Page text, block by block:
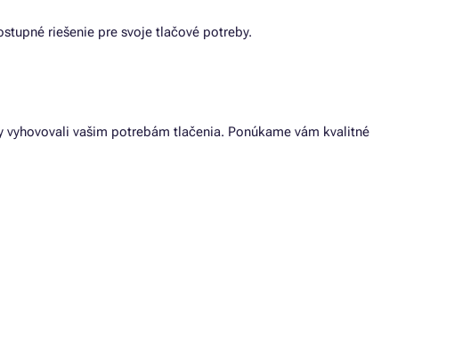
riešenie pre svoje tlačové potreby.
vašim potrebám tlačenia. Ponúkame vám kvalitné